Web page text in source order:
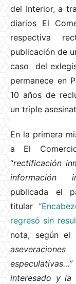
del Interior, a
diarios El
respectiva
publicación de
caso del
permanece en
10 años de
un triple
En la primera
a El
“rectificación
información
publicada el
titular
regresó sin
nota, según el
especulativas…”
interesado y la